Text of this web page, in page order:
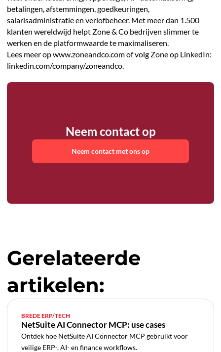
betalingen, afstemmingen, goedkeuringen,
salarisadministratie en verlofbeheer. Met meer dan 1.500
klanten wereldwijd helpt Zone & Co bedrijven slimmer te
werken en de platformwaarde te maximaliseren.
Lees meer op www.zoneandco.com of volg Zone op LinkedIn:
linkedin.com/company/zoneandco.
Neem contact op
Neem contact met ons op
Gerelateerde
artikelen:
BREDE ERP/TECH
NetSuite AI Connector MCP: use cases
Ontdek hoe NetSuite AI Connector MCP gebruikt voor
veilige ERP-, AI- en finance workflows.